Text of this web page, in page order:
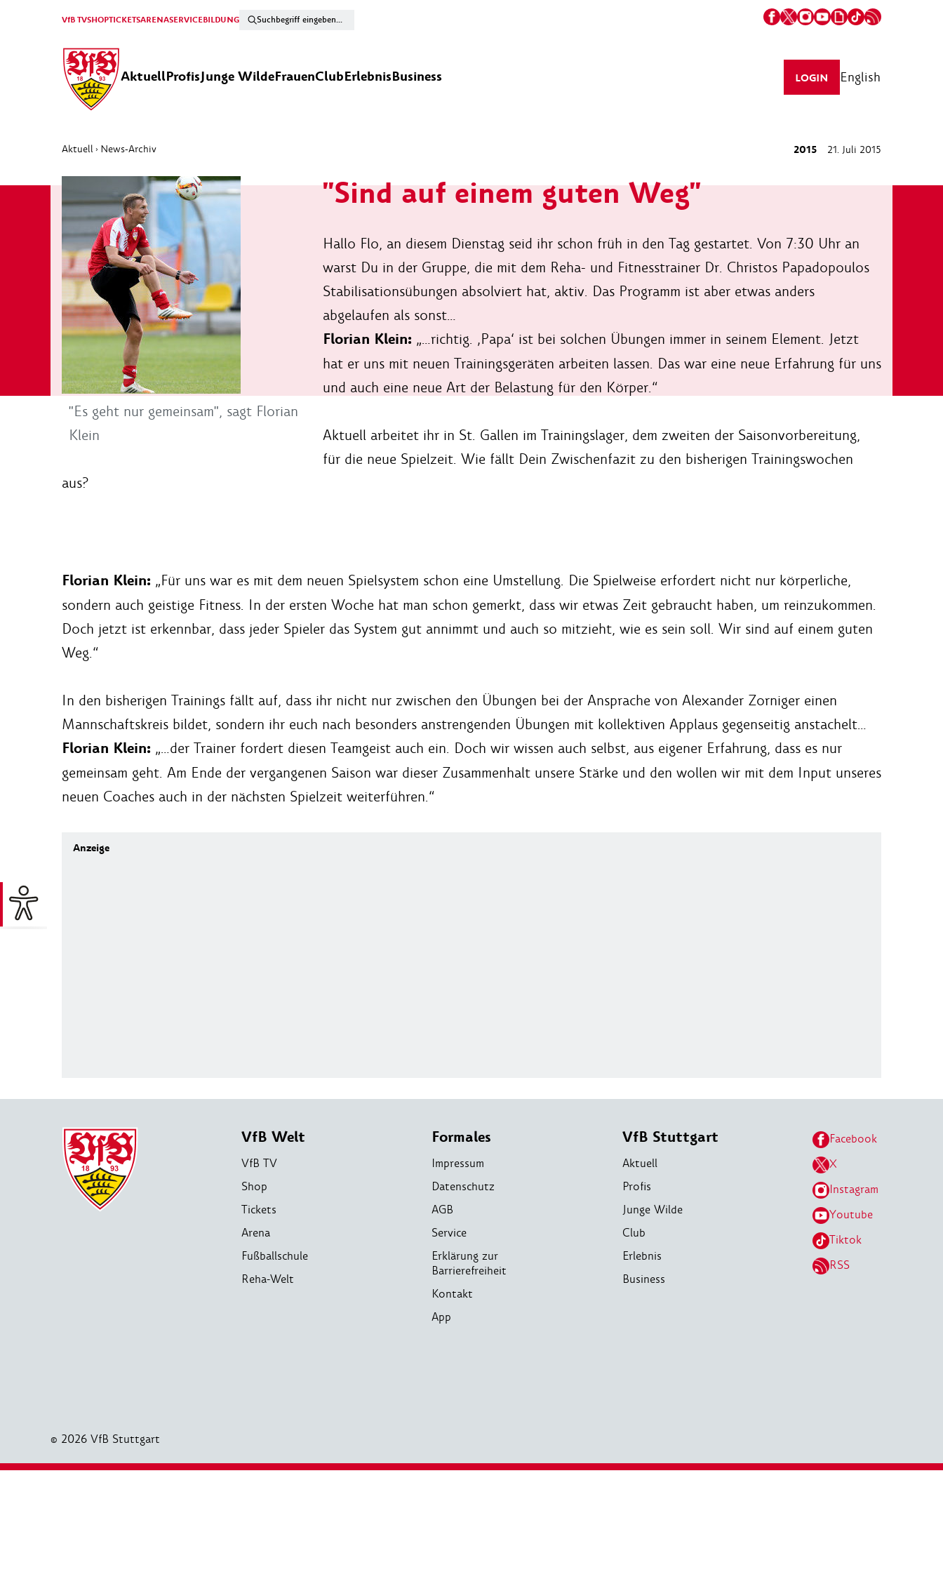
VfB TVSHOPTICKETSARENASERVICEBILDUNG
AktuellProfisJunge WildeFrauenClubErlebnisBusiness LOGIN English
Aktuell › News-Archiv 2015 21. Juli 2015
"Es geht nur gemeinsam", sagt Florian
Klein
"Sind auf einem guten Weg"
Hallo Flo, an diesem Dienstag seid ihr schon früh in den Tag gestartet. Von 7:30 Uhr an
warst Du in der Gruppe, die mit dem Reha- und Fitnesstrainer Dr. Christos Papadopoulos
Stabilisationsübungen absolviert hat, aktiv. Das Programm ist aber etwas anders
abgelaufen als sonst…
Florian Klein: „…richtig. ‚Papa‘ ist bei solchen Übungen immer in seinem Element. Jetzt
hat er uns mit neuen Trainingsgeräten arbeiten lassen. Das war eine neue Erfahrung für uns
und auch eine neue Art der Belastung für den Körper.“
Aktuell arbeitet ihr in St. Gallen im Trainingslager, dem zweiten der Saisonvorbereitung,
für die neue Spielzeit. Wie fällt Dein Zwischenfazit zu den bisherigen Trainingswochen
aus?
Florian Klein: „Für uns war es mit dem neuen Spielsystem schon eine Umstellung. Die Spielweise erfordert nicht nur körperliche,
sondern auch geistige Fitness. In der ersten Woche hat man schon gemerkt, dass wir etwas Zeit gebraucht haben, um reinzukommen.
Doch jetzt ist erkennbar, dass jeder Spieler das System gut annimmt und auch so mitzieht, wie es sein soll. Wir sind auf einem guten
Weg.“
In den bisherigen Trainings fällt auf, dass ihr nicht nur zwischen den Übungen bei der Ansprache von Alexander Zorniger einen
Mannschaftskreis bildet, sondern ihr euch nach besonders anstrengenden Übungen mit kollektiven Applaus gegenseitig anstachelt…
Florian Klein: „…der Trainer fordert diesen Teamgeist auch ein. Doch wir wissen auch selbst, aus eigener Erfahrung, dass es nur
gemeinsam geht. Am Ende der vergangenen Saison war dieser Zusammenhalt unsere Stärke und den wollen wir mit dem Input unseres
neuen Coaches auch in der nächsten Spielzeit weiterführen.“
VfB Welt
VfB TV
Shop
Tickets
Arena
Fußballschule
Reha-Welt
Formales
Impressum
Datenschutz
AGB
Service
Erklärung zur
Barrierefreiheit
Kontakt
App
VfB Stuttgart
Aktuell
Profis
Junge Wilde
Club
Erlebnis
Business
Facebook
X
Instagram
Youtube
Tiktok
RSS
© 2026 VfB Stuttgart